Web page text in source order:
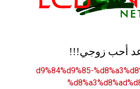
أحب زوجي!!!
%d9%84%d9%85-